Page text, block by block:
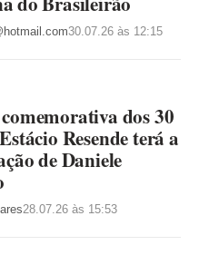
30.07.26 às 12:15
dos 30
Resende terá a
de Daniele
28.07.26 às 15:53